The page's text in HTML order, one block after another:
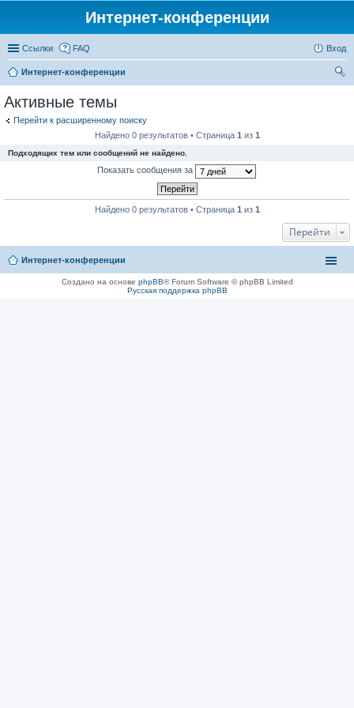
Интернет-конференции
Ссылки FAQ Вход
Интернет-конференции
Активные темы
Перейти к расширенному поиску
Найдено 0 результатов • Страница 1 из 1
Подходящих тем или сообщений не найдено.
Показать сообщения за
Найдено 0 результатов • Страница 1 из 1
Перейти
Интернет-конференции
Создано на основе phpBB® Forum Software © phpBB Limited
Русская поддержка phpBB